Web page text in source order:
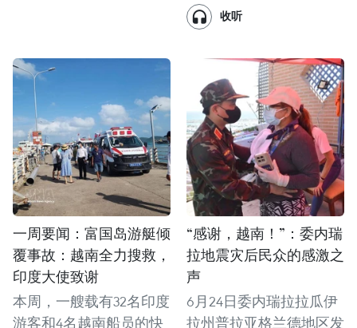
收听
一周要闻：富国岛游艇倾
覆事故：越南全力搜救，
印度大使致谢
本周，一艘载有32名印度
游客和4名越南船员的快
“感谢，越南！”：委内瑞
拉地震灾后民众的感激之
声
6月24日委内瑞拉拉瓜伊
拉州普拉亚格兰德地区发